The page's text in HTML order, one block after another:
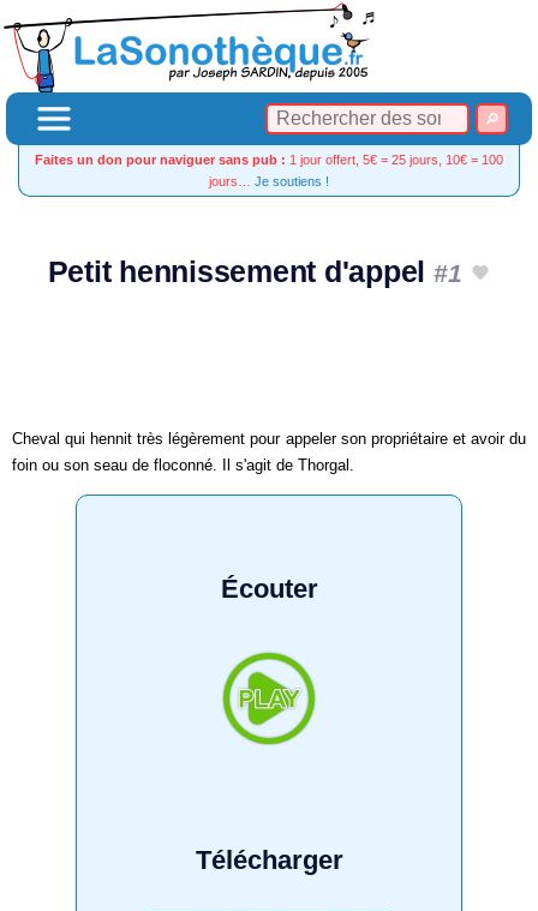
Faites un don pour naviguer sans pub : 1 jour offert, 5€ = 25 jours, 10€ = 100
jours… Je soutiens !
Petit hennissement d'appel #1
Cheval qui hennit très légèrement pour appeler son propriétaire et avoir du
foin ou son seau de floconné. Il s'agit de Thorgal.
Écouter
Télécharger